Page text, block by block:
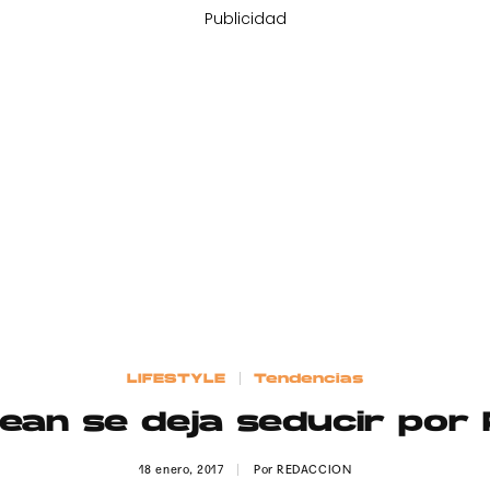
Publicidad
LIFESTYLE Tendencias
se deja seducir por
18 enero, 2017 PorREDACCION